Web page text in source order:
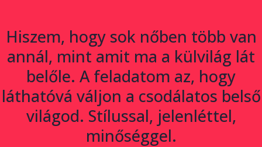
Hiszem, hogy sok nőben több van
annál, mint amit ma a külvilág lát
belőle. A feladatom az, hogy
láthatóvá váljon a csodálatos belső
világod. Stílussal, jelenléttel,
minőséggel.